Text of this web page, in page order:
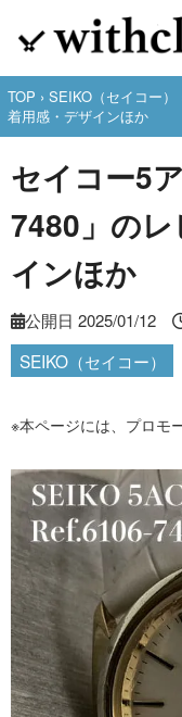
TOP › SEIKO（セイコー）
着用感・デザインほか
セイコー5
7480」の
インほか
公開日 2025/01/12
SEIKO（セイコー）
※本ページには、プロモ